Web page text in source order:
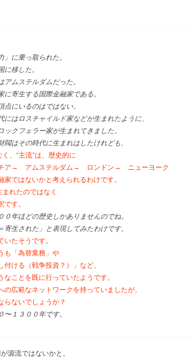
に乗っ取られた。
移した。
ムステルダムだった。
寄生する国際金融家である。
にいるのはではない。
はロスチャイルド家などが生まれたように、
クフェラー家が生まれてきました。
はその時代に生まれはしたけれども、
、“主流”は、歴史的に
ア→ アムステルダム→ ロンドン→ ニューヨーク
ではないかと考えられるわけです。
れたのではなく
す。
年ほどの歴史しかありませんのでね。
生された」と表現してみたわけです。
たそうです。
も「為替業務」や
付ける（戦争投資？）」など、
ことを既に行っていたようです。
広範なネットワークを持っていましたが、
らないでしょうか？
１３００年です。
源流ではないかと。